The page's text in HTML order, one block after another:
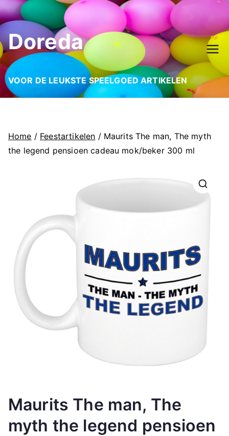
Ga
naar
de
inhoud
Doreda
VOOR DE LEUKSTE SPEELGOED ARTIKELEN
Home / Feestartikelen / Maurits The man, The myth
the legend pensioen cadeau mok/beker 300 ml
Maurits The man, The
myth the legend pensioen